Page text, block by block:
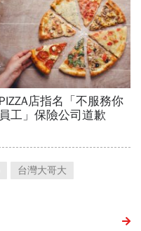
台灣大哥大